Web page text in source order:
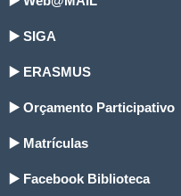
▶️ SIGA
▶️ ERASMUS
▶️ Orçamento Participativo
▶️ Matrículas
▶️ Facebook Biblioteca